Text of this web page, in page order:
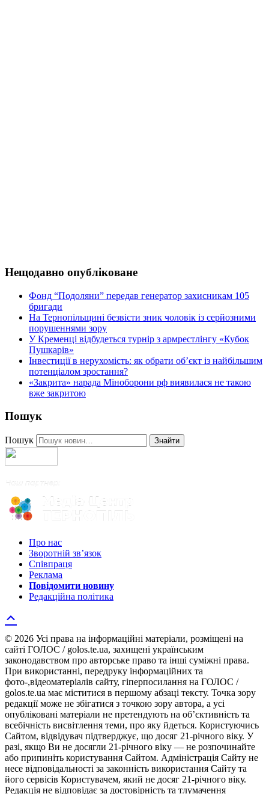
Нещодавно опубліковане
Фонд “Подоляни” передав генератор захисникам 105
бригади
На Тернопільщині безвісти зник чоловік із серйозними
порушеннями зору
У Кременці відбудеться турнір з армрестлінгу «Кубок
Пушкарів»
Інвестиції в нерухомість: як обрати об’єкт із найбільшим
потенціалом зростання?
«Закрита» нарада Міноборони рф виявилася не такою
вже закритою
Пошук
Пошук Знайти
Про нас
Зворотній зв’язок
Співпраця
Реклама
Повідомити новину
Редакційна політика
© 2026 Усі права на інформаційні матеріали, розміщені на
сайті ГОЛОС / golos.te.ua, захищені українським
законодавством про авторське право та інші суміжні права.
При використанні, передруку інформаційних та
фото-,відеоматеріалів сайту, гіперпосилання на ГОЛОС /
golos.te.ua має міститися в першому абзаці тексту. Точка зору
редакції може не збігатися з точкою зору автора, а усі
опубліковані матеріали не претендують на об’єктивність та
всебічність висвітлення теми, про яку йдеться. Користуючись
Сайтом, відвідувач підтверджує, що досяг 21-річного віку. У
разі, якщо Ви не досягли 21-річного віку — не розпочинайте
або припиніть користування Сайтом. Адміністрація Сайту не
несе відповідальності за законність використання Сайту та
його сервісів Користувачем, який не досяг 21-річного віку.
Редакція не відповідає за достовірність та тлумачення